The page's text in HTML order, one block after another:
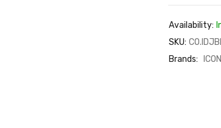
Availability:
SKU:
Brands:
ICON